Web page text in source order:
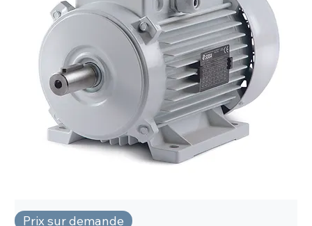
Prix sur demande